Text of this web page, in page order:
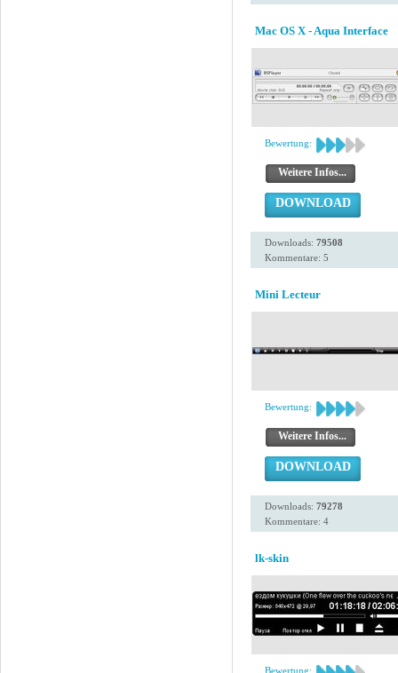
Mac OS X - Aqua Interface
Bewertung:
Weitere Infos...
DOWNLOAD
Downloads: 79508
Kommentare: 5
Mini Lecteur
Bewertung:
Weitere Infos...
DOWNLOAD
Downloads: 79278
Kommentare: 4
lk-skin
Bewertung: